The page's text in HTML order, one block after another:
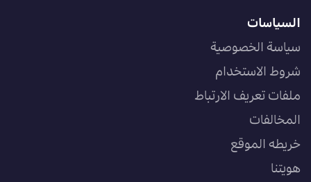
السياسات
سياسة الخصوصية
شروط الاستخدام
ملفات تعريف الارتباط
المخالفات
خريطه الموقع
هويتنا